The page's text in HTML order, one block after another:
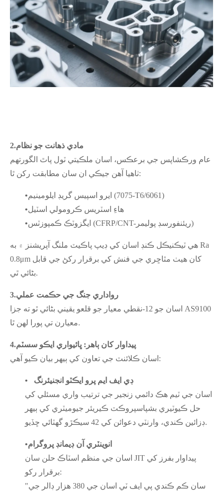
2.مادي ذهانت جو نظام
عام ورڪشاپس جي برعڪس، اسان ملڪيتي ٽول پاٿ الگورتھم
ٺاهيا آهن جيڪي ان سان مطابقت رکن ٿا:
•
ايرو اسپيس گريڊ ايلومينيم (7075-T6/6061)
•هاءِ اسٽريس ڪرومولي اسٽيل
•
ايگزوٽڪ ڪمپوزٽس (CFRP/CNT-ريئنفورسڊ پوليمر)
هي ٽيڪنيڪل ڪنڊ اسان کي ڊيپ پاڪيٽ ملنگ آپريشنز ۾ به Ra
0.8μm کان هيٺ مٿاڇري جي فنش کي برقرار رکڻ جي قابل
بڻائي ٿي.
3.رواداري جنگ جي حڪمت عملي
اسان جو 12-نقطي معيار جو قلعو يقيني بڻائي ٿو ته جزا AS9100
معيارن تي پورا لهن ٿا.
4.پيداوار کان ٻاهر: ڀائيواري ايڪو سسٽم
اسان ڪلائنٽ جي تعاون کي ٻيهر بيان ڪيو آهي:
•
ڊي ايف ايم پرو ايڪٽو انجنيئرنگ
اسان جي ٽيم هڪ دائمي زنجير جي ترتيب واري مسئلي کي
حل ڪيوٽيري بشپاسپروڪٽ ڪيريئر جيوميٽري کي ٻيهر
ڊزائين ڪندي، وارنٽي دعوائن کي 42 سيڪڙو گهٽائي ڇڏيو.
•انوینٽري آن ڊيمانڊ پروگرام
اسان جي منظم اسٽاڪ حلن سان JIT پيداوار بفرز کي
برقرار رکو:
"سان ڪم ڪندي پي ايف ٽي
اسان جي 380 هزار ڊالر جي